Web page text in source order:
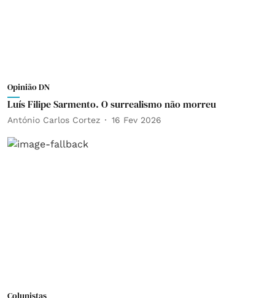
Opinião DN
Luís Filipe Sarmento. O surrealismo não morreu
António Carlos Cortez 16 Fev 2026
Colunistas